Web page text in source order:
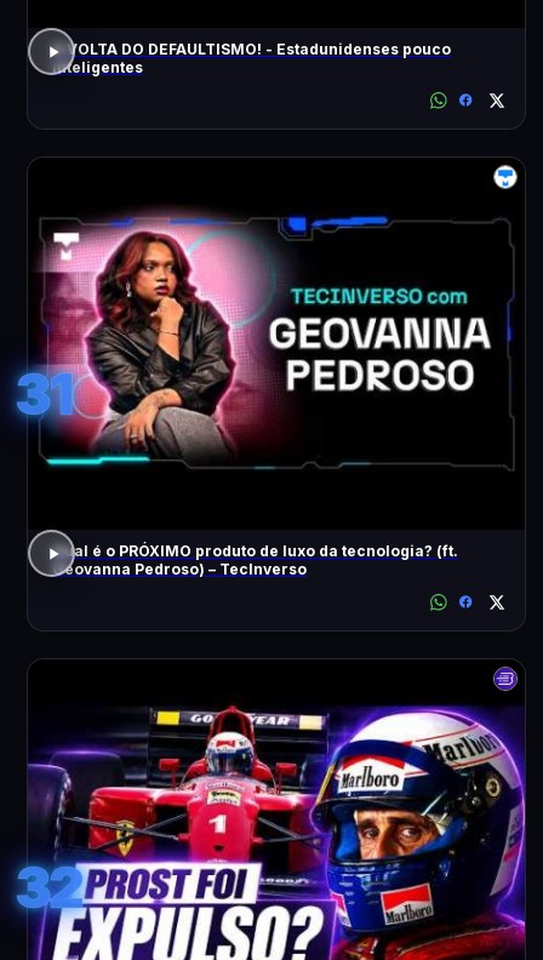
A VOLTA DO DEFAULTISMO! - Estadunidenses pouco
inteligentes
31
Qual é o PRÓXIMO produto de luxo da tecnologia? (ft.
Geovanna Pedroso) – TecInverso
32